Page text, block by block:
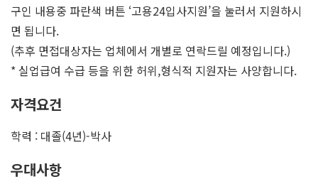
구인 내용중 파란색 버튼 ‘고용24입사지원’을 눌러서 지원하시
면 됩니다.
(추후 면접대상자는 업체에서 개별로 연락드릴 예정입니다.)
* 실업급여 수급 등을 위한 허위,형식적 지원자는 사양합니다.
자격요건
학력 : 대졸(4년)-박사
우대사항